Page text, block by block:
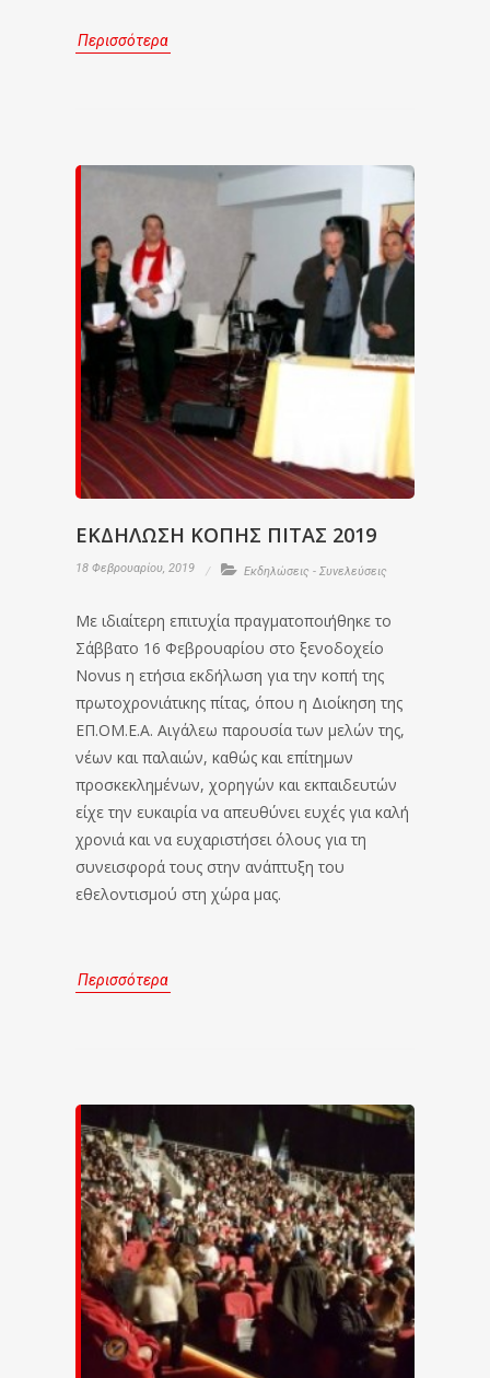
Περισσότερα
ΕΚΔΗΛΩΣΗ ΚΟΠΗΣ ΠΙΤΑΣ 2019
18 Φεβρουαρίου, 2019 Εκδηλώσεις - Συνελεύσεις
Με ιδιαίτερη επιτυχία πραγματοποιήθηκε το
Σάββατο 16 Φεβρουαρίου στο ξενοδοχείο
Novus η ετήσια εκδήλωση για την κοπή της
πρωτοχρονιάτικης πίτας, όπου η Διοίκηση της
ΕΠ.ΟΜ.Ε.Α. Αιγάλεω παρουσία των μελών της,
νέων και παλαιών, καθώς και επίτημων
προσκεκλημένων, χορηγών και εκπαιδευτών
είχε την ευκαιρία να απευθύνει ευχές για καλή
χρονιά και να ευχαριστήσει όλους για τη
συνεισφορά τους στην ανάπτυξη του
εθελοντισμού στη χώρα μας.
Περισσότερα